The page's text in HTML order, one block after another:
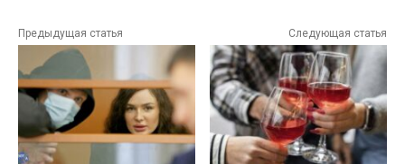
Предыдущая статья Следующая статья